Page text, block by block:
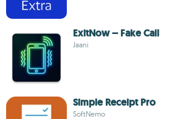
ExitNow – Fake Call
Jaani
Simple Receipt Pro
SoftNemo